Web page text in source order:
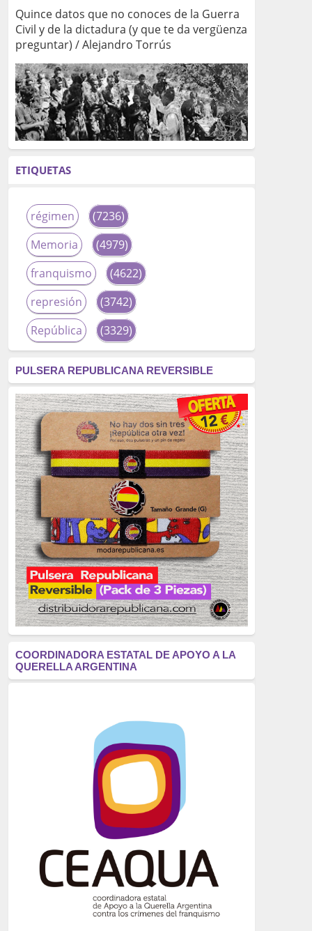
Quince datos que no conoces de la Guerra
Civil y de la dictadura (y que te da vergüenza
preguntar) / Alejandro Torrús
ETIQUETAS
régimen
(7236)
Memoria
(4979)
franquismo
(4622)
represión
(3742)
República
(3329)
fascismo
(2677)
tardofranquismo
(2320)
Actualidad
(2319)
monarquía
(2253)
borbones
(2176)
Cultura
(2163)
Guerra
(1674)
genocidio
(1234)
mujer
(1070)
Eventos
(914)
Crímenes del franquismo
(721)
(699)
(607)
neofranquismo
(567)
Justicia Universal
Derechos Humanos
(522)
Nacionalcatolicismo
(514)
PULSERA REPUBLICANA REVERSIBLE
COORDINADORA ESTATAL DE APOYO A LA
QUERELLA ARGENTINA